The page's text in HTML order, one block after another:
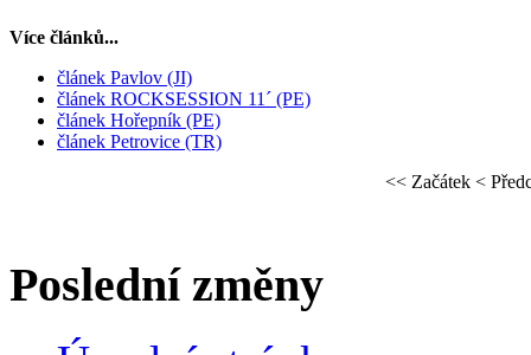
Více článků...
článek Pavlov (JI)
článek ROCKSESSION 11´ (PE)
článek Hořepník (PE)
článek Petrovice (TR)
<< Začátek <
Poslední změny